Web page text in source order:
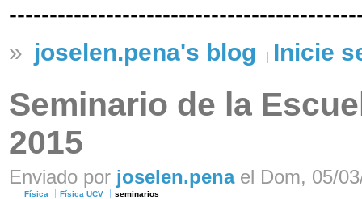
» joselen.pena's blog Inicie
Seminario de la
2015
Enviado por joselen.penael Dom, 05/
Física Física UCV seminarios